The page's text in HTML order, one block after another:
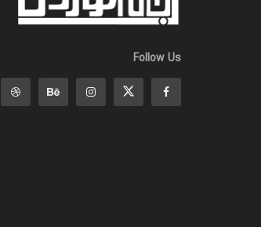
Follow Us